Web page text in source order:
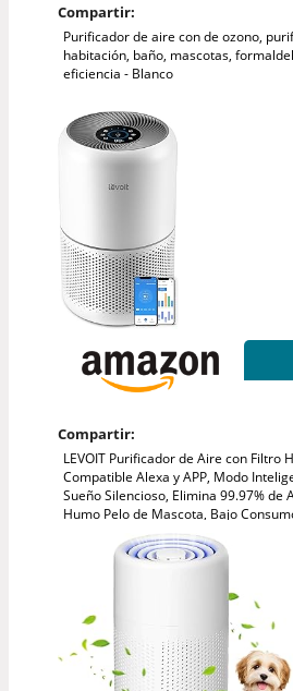
Compartir:
Purificador de aire con de ozono,
habitación, baño, mascotas,
eficiencia - Blanco
Compartir:
LEVOIT Purificador de Aire con Filtro
Compatible Alexa y APP, Modo
Sueño Silencioso, Elimina 99.97% de
Humo Pelo de Mascota, Bajo